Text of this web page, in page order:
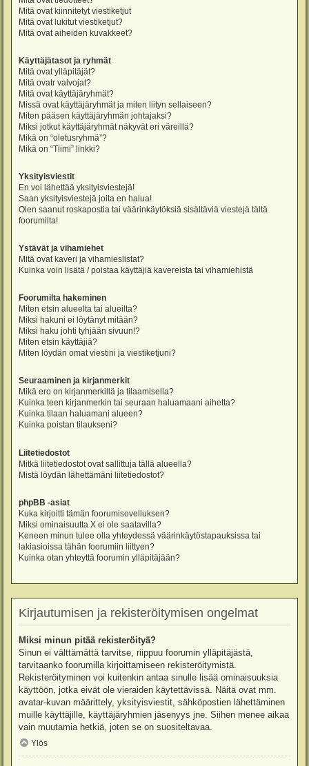
Mitä ovat kiinnitetyt viestiketjut
Mitä ovat lukitut viestiketjut?
Mitä ovat aiheiden kuvakkeet?
Käyttäjätasot ja ryhmät
Mitä ovat ylläpitäjät?
Mitä ovatr valvojat?
Mitä ovat käyttäjäryhmät?
Missä ovat käyttäjäryhmät ja miten liityn sellaiseen?
Miten pääsen käyttäjäryhmän johtajaksi?
Miksi jotkut käyttäjäryhmät näkyvät eri väreillä?
Mikä on “oletusryhmä”?
Mikä on “Tiimi” linkki?
Yksityisviestit
En voi lähettää yksityisviestejä!
Saan yksityisviestejä joita en halua!
Olen saanut roskapostia tai väärinkäytöksiä sisältäviä viestejä tältä
foorumilta!
Ystävät ja vihamiehet
Mitä ovat kaveri ja vihamieslistat?
Kuinka voin lisätä / poistaa käyttäjiä kavereista tai vihamiehistä
Foorumilta hakeminen
Miten etsin alueelta tai alueilta?
Miksi hakuni ei löytänyt mitään?
Miksi haku johti tyhjään sivuun!?
Miten etsin käyttäjiä?
Miten löydän omat viestini ja viestiketjuni?
Seuraaminen ja kirjanmerkit
Mikä ero on kirjanmerkillä ja tilaamisella?
Kuinka teen kirjanmerkin tai seuraan haluamaani aihetta?
Kuinka tilaan haluamani alueen?
Kuinka poistan tilaukseni?
Liitetiedostot
Mitkä liitetiedostot ovat sallittuja tällä alueella?
Mistä löydän lähettämäni liitetiedostot?
phpBB -asiat
Kuka kirjoitti tämän foorumisovelluksen?
Miksi ominaisuutta X ei ole saatavilla?
Keneen minun tulee olla yhteydessä väärinkäytöstapauksissa tai
lakiasioissa tähän foorumiin liittyen?
Kuinka otan yhteyttä foorumin ylläpitäjään?
Kirjautumisen ja rekisteröitymisen ongelmat
Miksi minun pitää rekisteröityä?
Sinun ei välttämättä tarvitse, riippuu foorumin ylläpitäjästä,
tarvitaanko foorumilla kirjoittamiseen rekisteröitymistä.
Rekisteröityminen voi kuitenkin antaa sinulle lisää ominaisuuksia
käyttöön, jotka eivät ole vieraiden käytettävissä. Näitä ovat mm.
avatar-kuvan määrittely, yksityisviestit, sähköpostien lähettäminen
muille käyttäjille, käyttäjäryhmien jäsenyys jne. Siihen menee aikaa
vain muutamia hetkiä, joten se on suositeltavaa.
Ylös